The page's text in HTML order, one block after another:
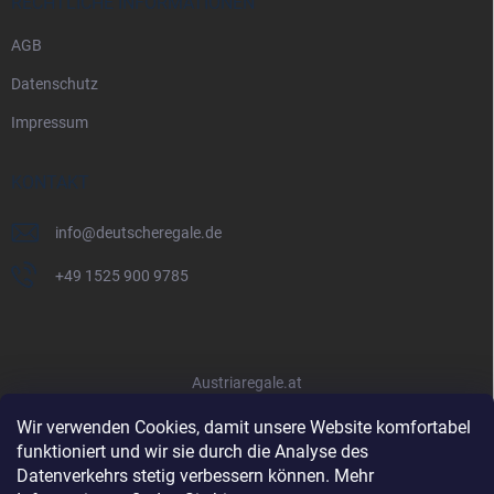
Wir verwenden Cookies, damit unsere Website komfortabel
funktioniert und wir sie durch die Analyse des
Datenverkehrs stetig verbessern können. Mehr
AGB
Datenschutz
Impressum
KONTAKT
info@deutscheregale.de
+49 1525 900 9785
Austriaregale.at